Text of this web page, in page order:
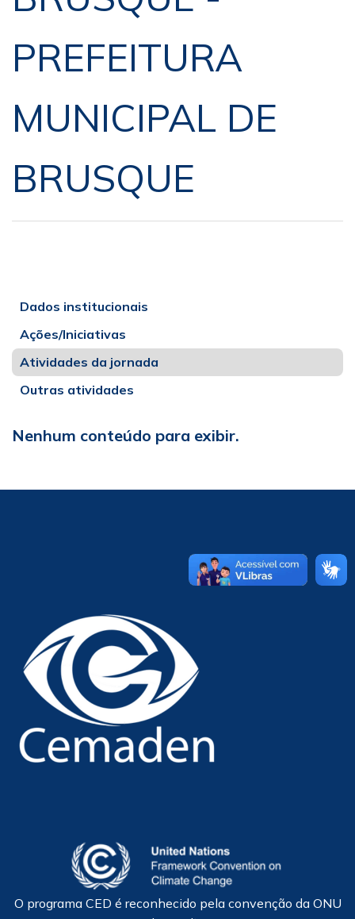
PREFEITURA
MUNICIPAL DE
BRUSQUE
Dados institucionais
Ações/Iniciativas
Atividades da jornada
Outras atividades
Nenhum conteúdo para exibir.
O programa CED é reconhecido pela convenção da ONU